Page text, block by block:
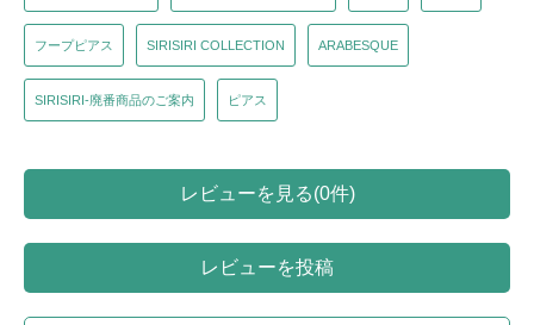
フープピアス SIRISIRI COLLECTION ARABESQUE
SIRISIRI-廃番商品のご案内 ピアス
レビューを見る(0件)
レビューを投稿